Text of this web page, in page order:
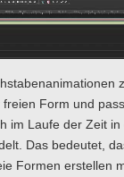
Form und
im Laufe der Zeit
Das bedeutet,
Formen erstellen